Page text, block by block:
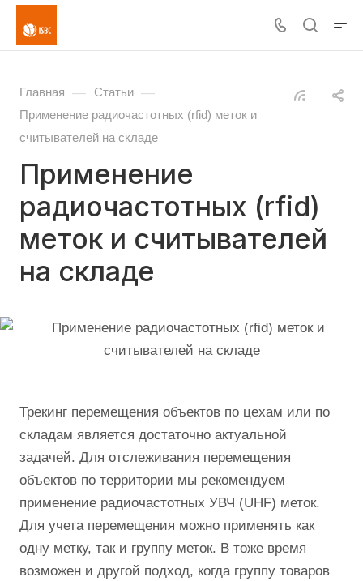
Главная — Статьи —
Применение радиочастотных (rfid) меток и
считывателей на складе
Применение
радиочастотных (rfid)
меток и считывателей
на складе
Трекинг перемещения объектов по цехам или по
складам является достаточно актуальной
задачей. Для отслеживания перемещения
объектов по территории мы рекомендуем
применение радиочастотных УВЧ (UHF) меток.
Для учета перемещения можно применять как
одну метку, так и группу меток. В тоже время
возможен и другой подход, когда группу товаров